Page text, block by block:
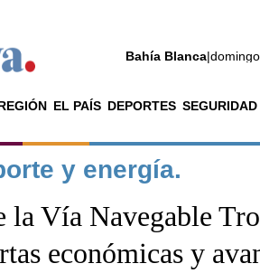
Bahía Blanca|
EL PAÍS DEPORTES SEGURIDAD
La ciudad
Punta Alta
El país
Seguridad
y energía.
la Vía Navegable
económicas y